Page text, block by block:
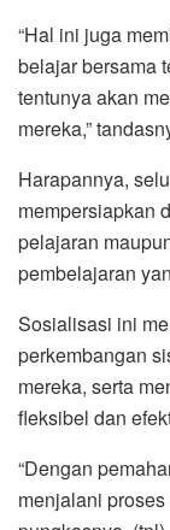
“Hal ini juga
belajar bersama
tentunya akan
mereka,”
Harapannya,
mempersiapkan
pelajaran
pembelajaran
Sosialisasi ini
perkembangan
mereka, serta
fleksibel dan
“Dengan
menjalani